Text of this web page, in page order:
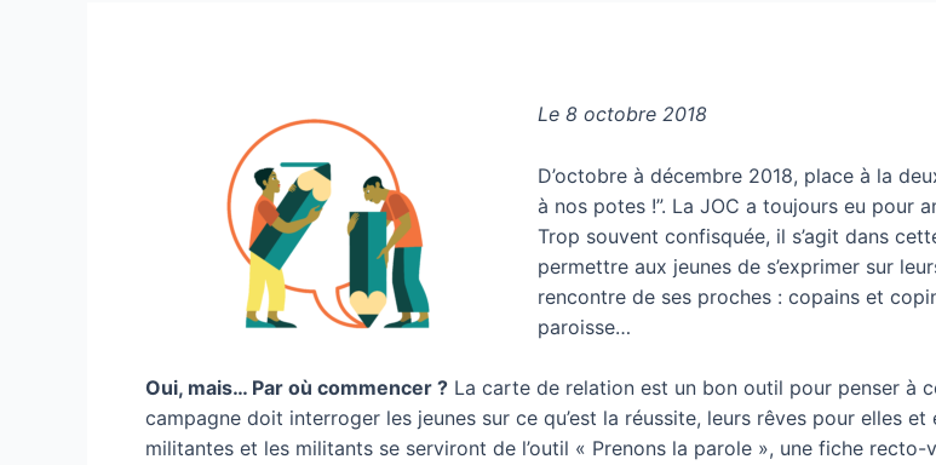
Le 8 octobre 2018
D’octobre à décembre 2018, place à la
à nos potes !”. La JOC a toujours eu pour
Trop souvent confisquée, il s’agit dans
permettre aux jeunes de s’exprimer sur
rencontre de ses proches : copains et
paroisse…
Oui, mais… Par où commencer ? La carte de relation est un bon outil pour penser à
campagne doit interroger les jeunes sur ce qu’est la réussite, leurs rêves pour elles
militantes et les militants se serviront de l’outil « Prenons la parole », une fiche